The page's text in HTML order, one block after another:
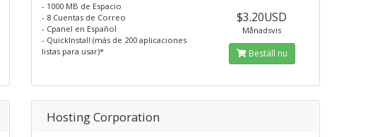
- 1000 MB de Espacio
- 8 Cuentas de Correo
- Cpanel en Español
- QuickInstall (más de 200 aplicaciones
listas para usar)*
$3.20USD
Månadsvis
Beställ nu
Hosting Corporation